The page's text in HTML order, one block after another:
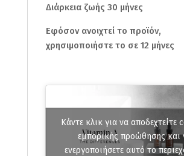
Διάρκεια ζωής 30 μήνες
Εφόσον ανοιχτεί το προϊόν,
χρησιμοποιήστε το σε 12 μήνες
Κάντε κλικ για να αποδεχτείτε
εμπορικής προώθησης και
ενεργοποιήσετε αυτό το